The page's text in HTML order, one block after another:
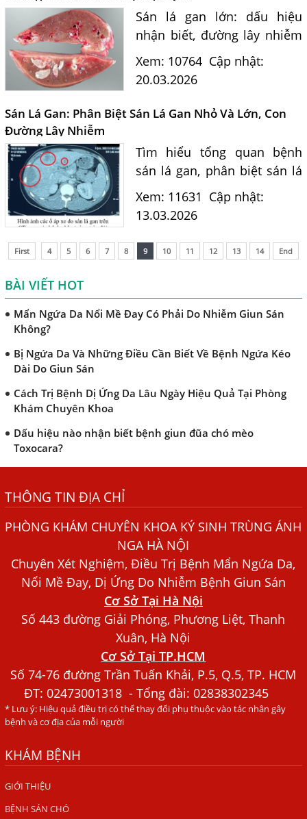
Sán lá gan lớn: dấu hiệu
nhận biết, đường lây nhiễm
và cách điều trị an toàn từ
chuyên gia ký sinh trùng.
Xem: 10764 Cập nhật:
20.03.2026
Sán Lá Gan: Phân Biệt Sán Lá Gan Nhỏ Và Lớn, Con
Đường Lây Nhiễm
Tìm hiểu tổng quan bệnh
sán lá gan, phân biệt sán lá
gan nhỏ và sán lá gan lớn,
triệu chứng và con đường
Tư vấn từ Tiến sĩ Bác...
Xem: 11631 Cập nhật:
13.03.2026
First 4 5 6 7 8 9 10 11 12 13 14 End
BÀI VIẾT HOT
Một Số Điều Cần Biết Về Ký Sinh Trùng Demodex Trên Da
Người
Nguyên Nhân Và Tác Hại Của Bệnh Giun Chỉ Bạch Huyết
Chẩn Đoán Và Điều Trị Bệnh Echinococcus
Những Điều Cần Biết Về Giun Hình Ống
Chẩn Đoán Và Điều Trị Bệnh Amip Ở Não
Bệnh Sán Chó Dấu Hiệu Nhận Biết Và Thời Gian Trị Bệnh
Sán Chó
Trị Bệnh Sán Chó Có Khỏi Bệnh Ngứa Da Không?
TRIỆU CHỨNG GIUN SÁN CHÓ MÈO
Khi Trẻ Bị Dị Ứng Da Cần Làm Xét Nghiệm Gì Tìm Nguyên
Nhân Dị Ứng Da
Điều trị bệnh sán lá gan ở đâu?
Mẩn Ngứa Da Nổi Mề Đay Có Phải Do Nhiễm Giun Sán
Không?
Bị Ngứa Da Và Những Điều Cần Biết Về Bệnh Ngứa Kéo
Dài Do Giun Sán
Cách Trị Bệnh Dị Ứng Da Lâu Ngày Hiệu Quả Tại Phòng
Khám Chuyên Khoa
Dấu hiệu nào nhận biết bệnh giun đũa chó mèo
Toxocara?
Những điều cần biết về bệnh giun đũa chó mèo
Bệnh Chàm Và Những Yếu Tố Liên Quan Đến Bệnh Giun
Sán
Dấu Hiệu Ngứa Da, Dị Ứng, Nổi Mề Đay Do Nhiễm Sán
Bác sĩ Nguyễn Ngọc Ánh Phòng Khám Ánh Nga Đề Tài
Nghiên Cứu Khoa
Xét Nghiệm Giun Sán Gồm Những Loại Nào? Chi Phí Bao
Người Đàn Ông Phát Ban Mẩn Đỏ Khắp Người, Sau Ba
Tháng Mới Tìm Ra Nguyên Nhân
Đau Mắt Đỏ, Nguyên Nhân Và Cách Điều Trị
HÀ NỘI – PHÁT BAN MẨN ĐỎ KHẮP NGƯỜI, ĐI KHÁM
Ăn hải sản sống, coi chừng nhiễm giun sán
TỔNG QUAN VỀ KÉM HẤP THU THỨC ĂN
HÀ NỘI – NHIỄM BA LOẠI KÝ SINH TRÙNG DO THÓI QUEN
THÔNG TIN ĐỊA CHỈ
PHÒNG KHÁM CHUYÊN KHOA KÝ SINH TRÙNG ÁNH
NGA HÀ NỘI
Chuyên Xét Nghiệm, Điều Trị Bệnh Mẩn Ngứa Da,
Nổi Mề Đay, Dị Ứng Do Nhiễm Bệnh Giun Sán
Cơ Sở Tại Hà Nội
Số 443 đường Giải Phóng, Phương Liệt, Thanh
Xuân, Hà Nội
Cơ Sở Tại TP.HCM
Số 74-76 đường Trần Tuấn Khải, P.5, Q.5, TP. HCM
ĐT:02473001318 - Tổng đài: 02838302345
* Lưu ý: Hiệu quả điều trị có thể thay đổi phụ thuộc vào tác nhân gây
bệnh và cơ địa của mỗi người
KHÁM BỆNH
GIỚI THIỆU
BỆNH SÁN CHÓ